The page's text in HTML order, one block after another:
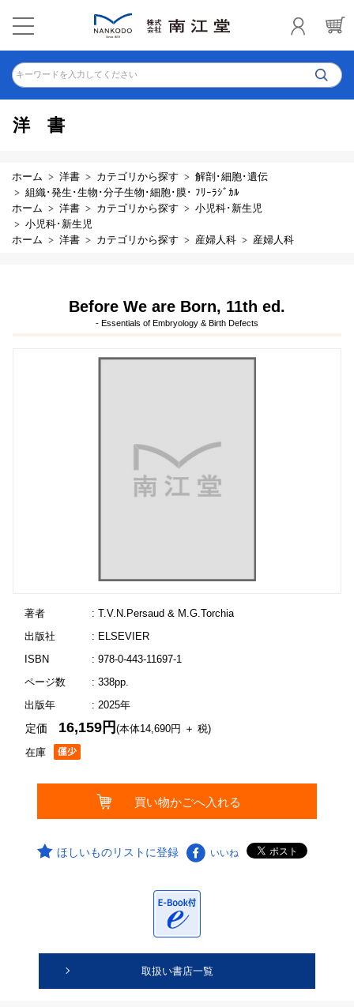
キーワードを入力してください
洋書
ホーム 洋書 カテゴリから探す
解剖･細胞･遺伝
組織･発生･生物･分子生物･細胞･膜･ ﾌﾘｰﾗｼﾞｶﾙ
ホーム
洋書 カテゴリから探す
小児科･新生児
小児科･新生児
ホーム
洋書 カテゴリから探す 産婦人科 産婦人科
Before We are Born, 11th ed.
- Essentials of Embryology & Birth Defects
著者
: T.V.N.Persaud & M.G.Torchia
出版社
: ELSEVIER
ISBN
: 978-0-443-11697-1
ページ数
: 338pp.
出版年
: 2025年
在庫
定価 16,159円(本体14,690円 ＋ 税)
ほしいものリストに登録 いいね
取扱い書店一覧